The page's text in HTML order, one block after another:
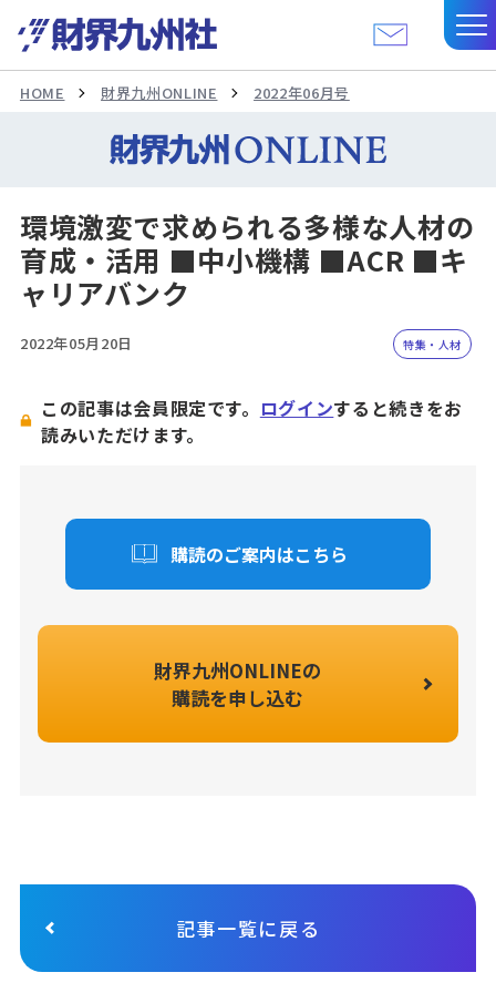
HOME 財界九州ONLINE 2022年06月号
環境激変で求められる多様な人材の
育成・活用 ■中小機構 ■ACR ■キ
ャリアバンク
2022年05月20日 特集・人材
この記事は会員限定です。 ログインすると続きをお
読みいただけます。
購読のご案内はこちら
財界九州ONLINEの
購読を申し込む
記事一覧に戻る